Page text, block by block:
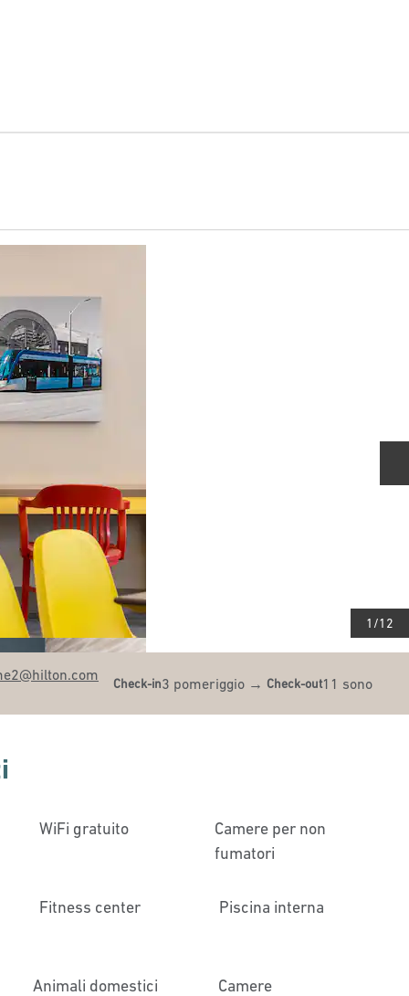
1 /12
@hilton.com
Check-in3 pomeriggio → Check-out11 sono
WiFi gratuito
Camere per non
fumatori
Fitness center Piscina interna
Animali domestici
Camere